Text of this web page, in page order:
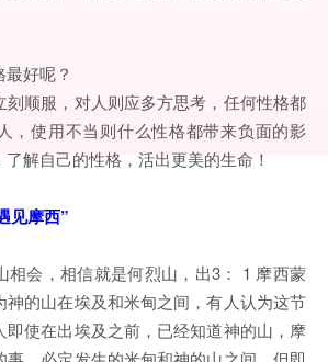
好呢？
刻顺服，对人则应多方思考，任何性格都
，使用不当则什么性格都带来负面的影
解自己的性格，活出更美的生命！
见摩西”
相会，相信就是何烈山，出3： 1 摩西蒙
神的山在埃及和米甸之间，有人认为这节
即使在出埃及之前，已经知道神的山，摩